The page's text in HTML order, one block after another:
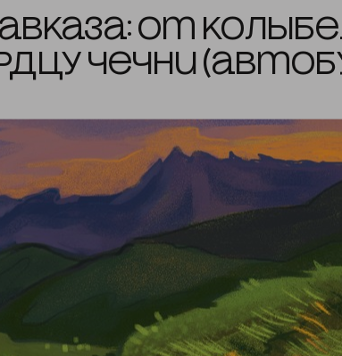
от
Чечни